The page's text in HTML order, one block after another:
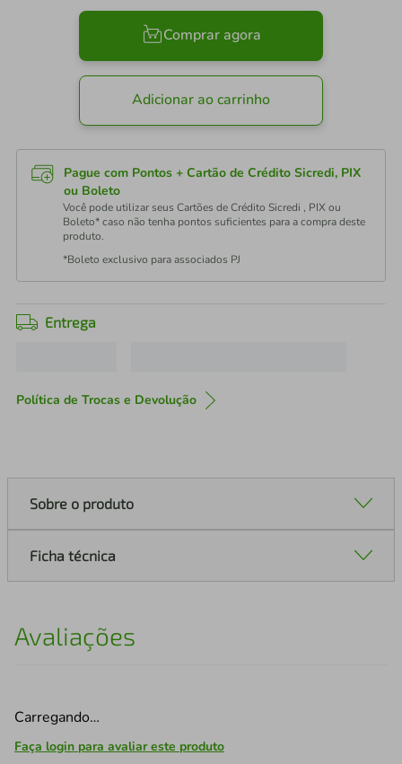
Comprar agora
Adicionar ao carrinho
Pague com Pontos + Cartão de Crédito Sicredi, PIX
ou Boleto
Você pode utilizar seus Cartões de Crédito Sicredi , PIX ou
Boleto* caso não tenha pontos suficientes para a compra deste
produto.
*Boleto exclusivo para associados PJ
Entrega
Política de Trocas e Devolução
Sobre o produto
Ficha técnica
Avaliações
Carregando…
Faça login para avaliar este produto